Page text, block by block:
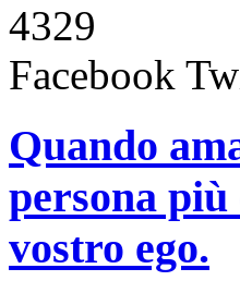
4329
Facebook
Quando
persona più
vostro ego.